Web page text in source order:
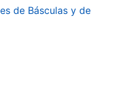
de Básculas y de